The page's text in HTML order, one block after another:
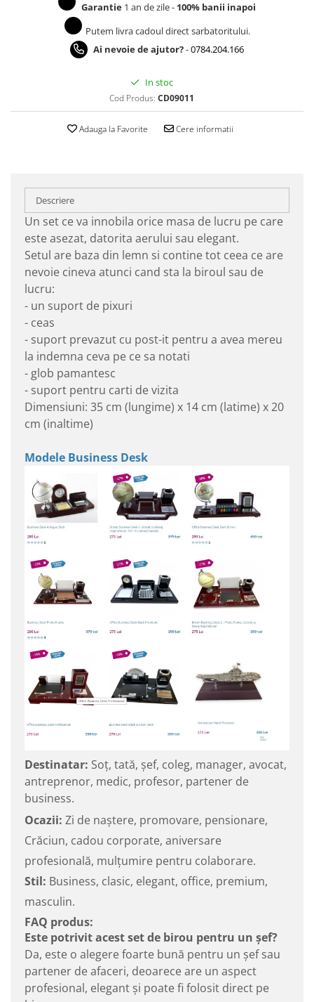
Garantie 1 an de zile - 100% banii inapoi
Putem livra cadoul direct sarbatoritului.
Ai nevoie de ajutor?-0784.204.166
In stoc
Cod Produs: CD09011
Adauga la Favorite Cere informatii
Descriere
Un set ce va innobila orice masa de lucru pe care
este asezat, datorita aerului sau elegant.
Setul are baza din lemn si contine tot ceea ce are
nevoie cineva atunci cand sta la biroul sau de
lucru:
- un suport de pixuri
- ceas
- suport prevazut cu post-it pentru a avea mereu
la indemna ceva pe ce sa notati
- glob pamantesc
- suport pentru carti de vizita
Dimensiuni: 35 cm (lungime) x 14 cm (latime) x 20
cm (inaltime)
Modele Business Desk
Destinatar: Soț, tată, șef, coleg, manager, avocat,
antreprenor, medic, profesor, partener de
business.
Ocazii: Zi de naștere, promovare, pensionare,
Crăciun, cadou corporate, aniversare
profesională, mulțumire pentru colaborare.
Stil: Business, clasic, elegant, office, premium,
masculin.
FAQ produs:
Este potrivit acest set de birou pentru un șef?
Da, este o alegere foarte bună pentru un șef sau
partener de afaceri, deoarece are un aspect
profesional, elegant și poate fi folosit direct pe